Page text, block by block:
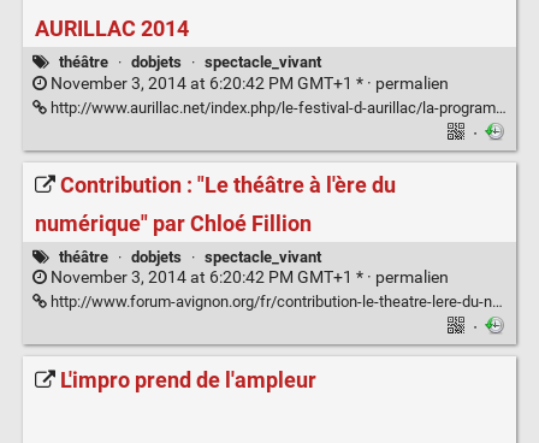
AURILLAC 2014
théâtre · dobjets · spectacle_vivant
November 3, 2014 at 6:20:42 PM GMT+1 * · permalien
http://www.aurillac.net/index.php/le-festival-d-aurillac/la-programmation
·
Contribution : "Le théâtre à l'ère du
numérique" par Chloé Fillion
théâtre · dobjets · spectacle_vivant
November 3, 2014 at 6:20:42 PM GMT+1 * · permalien
http://www.forum-avignon.org/fr/contribution-le-theatre-lere-du-numerique-par-chloe-fillion
·
L'impro prend de l'ampleur